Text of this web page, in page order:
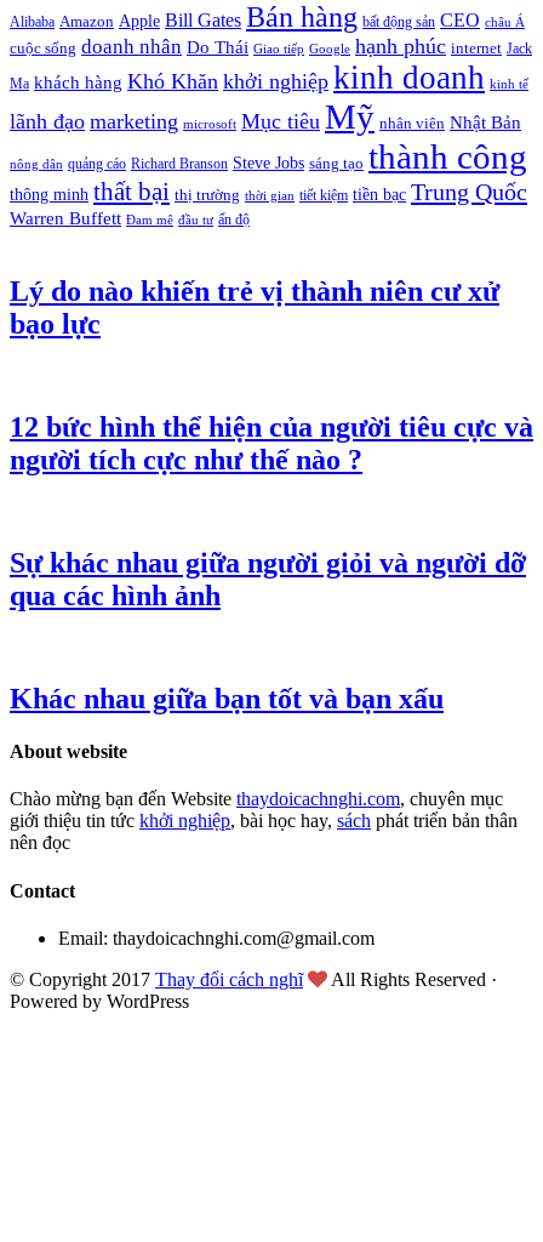
Alibaba Amazon Apple Bill Gates Bán hàng bất động sản CEO châu Á
cuộc sống doanh nhân Do Thái Giao tiếp Google hạnh phúc internet Jack
Ma khách hàng Khó Khăn khởi nghiệp kinh doanh kinh tế
lãnh đạo marketing microsoft Mục tiêu Mỹ nhân viên Nhật Bản
nông dân quảng cáo Richard Branson Steve Jobs sáng tạo thành công
thông minh thất bại thị trường thời gian tiết kiệm tiền bạc Trung Quốc
Warren Buffett Đam mê đầu tư ấn độ
Lý do nào khiến trẻ vị thành niên cư xử
bạo lực
12 bức hình thể hiện của người tiêu cực và
người tích cực như thế nào ?
Sự khác nhau giữa người giỏi và người dỡ
qua các hình ảnh
Khác nhau giữa bạn tốt và bạn xấu
About website
Chào mừng bạn đến Website thaydoicachnghi.com, chuyên mục
giới thiệu tin tức khởi nghiệp, bài học hay, sách phát triển bản thân
nên đọc
Contact
Email: thaydoicachnghi.com@gmail.com
© Copyright 2017 Thay đổi cách nghĩ
All Rights Reserved ·
Powered by WordPress